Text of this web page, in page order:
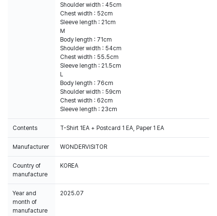
Shoulder width : 45cm
Chest width : 52cm
Sleeve length : 21cm
M
Body length : 71cm
Shoulder width : 54cm
Chest width : 55.5cm
Sleeve length : 21.5cm
L
Body length : 76cm
Shoulder width : 59cm
Chest width : 62cm
Sleeve length : 23cm
Contents T-Shirt 1EA + Postcard 1 EA, Paper 1 EA
Manufacturer WONDERVISITOR
Country of
manufacture
KOREA
Year and
month of
manufacture
2025.07